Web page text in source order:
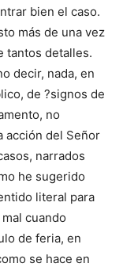
bien el caso.
más de una vez
tantos detalles.
decir, nada, en
de ?signos de
no
acción del Señor
narrados
he sugerido
literal para
cuando
de feria, en
se hace en